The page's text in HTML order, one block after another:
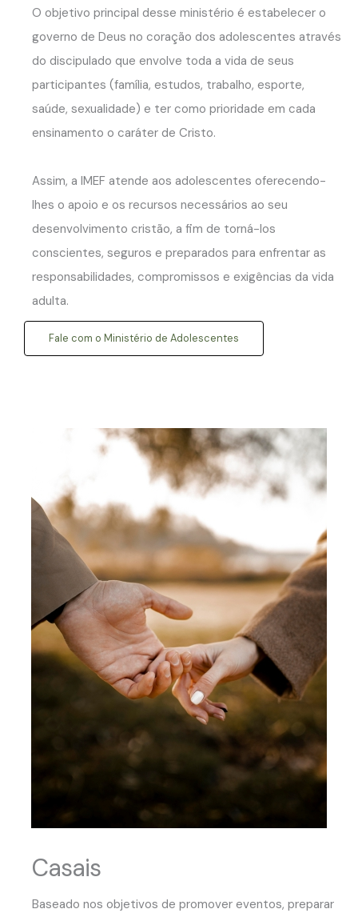
O objetivo principal desse ministério é estabelecer o
governo de Deus no coração dos adolescentes através
do discipulado que envolve toda a vida de seus
participantes (família, estudos, trabalho, esporte,
saúde, sexualidade) e ter como prioridade em cada
ensinamento o caráter de Cristo.
Assim, a IMEF atende aos adolescentes oferecendo-
lhes o apoio e os recursos necessários ao seu
desenvolvimento cristão, a fim de torná-los
conscientes, seguros e preparados para enfrentar as
responsabilidades, compromissos e exigências da vida
adulta.
Fale com o Ministério de Adolescentes
Casais
Baseado nos objetivos de promover eventos, preparar